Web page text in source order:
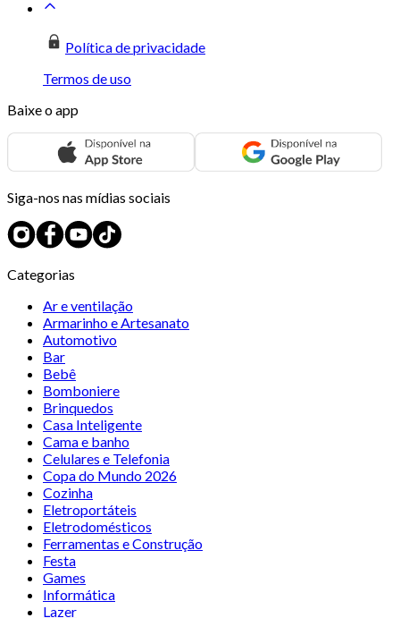
Política de privacidade
Termos de uso
Baixe o app
Siga-nos nas mídias sociais
Categorias
Ar e ventilação
Armarinho e Artesanato
Automotivo
Bar
Bebê
Bomboniere
Brinquedos
Casa Inteligente
Cama e banho
Celulares e Telefonia
Copa do Mundo 2026
Cozinha
Eletroportáteis
Eletrodomésticos
Ferramentas e Construção
Festa
Games
Informática
Lazer